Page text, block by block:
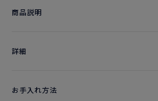
商品説明
詳細​
お手入れ方法